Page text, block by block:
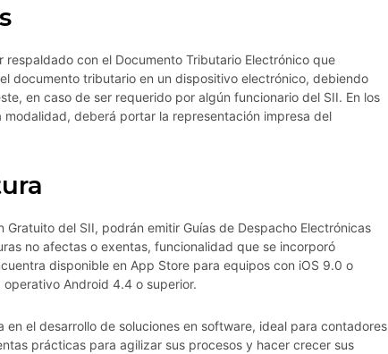
con el Documento Tributario Electrónico que
documento tributario en un dispositivo electrónico, debiendo
en caso de ser requerido por algún funcionario del SII. En los
deberá portar la representación impresa del
Gratuito del SII, podrán emitir Guías de Despacho Electrónicas
no afectas o exentas, funcionalidad que se incorporó
disponible en App Store para equipos con iOS 9.0 o
Android 4.4 o superior.
en el desarrollo de soluciones en software, ideal para contadores
prácticas para agilizar sus procesos y hacer crecer sus